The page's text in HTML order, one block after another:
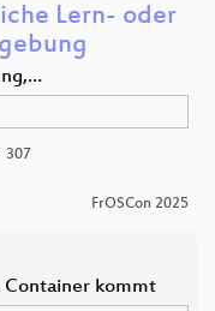
Lern- oder
307
FrOSCon 2025
Container kommt